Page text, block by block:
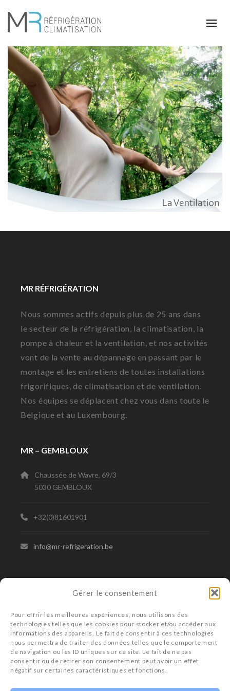
Gérer le consentement
Pour offrir les meilleures expériences, nous utilisons des
technologies telles que les cookies pour stocker et/ou accéder aux
informations des appareils. Le fait de consentir à ces technologies
nous permettra de traiter des données telles que le comportement
de navigation ou les ID uniques sur ce site. Le fait de ne pas
consentir ou de retirer son consentement peut avoir un effet
négatif sur certaines caractéristiques et fonctions.
MR RÉFRIGÉRATION
Nous sommes actifs depuis plus de 25 ans dans
le secteur de la réfrigération, la climatisation, la
pompe à chaleur et la ventilation, et nos activités
vont de la vente au dépannage en passant par le
montage et les entretiens de toutes installations
frigorifiques, de climatisation et de ventilation.
Nos équipes se déplacent chez vous dans toute le
Belgique et au Luxembourg.
MR – GEMBLOUX
Chaussée de Wavre, 69/3
5030 GEMBLOUX
+32(0)81601901
info@mr-refrigeration.be
MR – BRUXELLES
1081 KOEKELBERG
+32(02)4683741